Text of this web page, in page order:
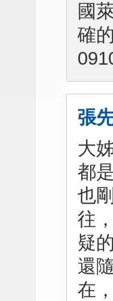
國
確
張
大
都
也
往
疑
還
在